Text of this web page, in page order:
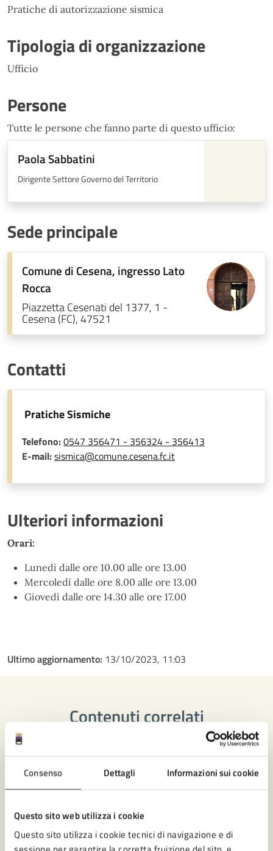
Consenso Dettagli Informazioni sui cookie
Questo sito web utilizza i cookie
Questo sito utilizza i cookie tecnici di navigazione e di
Pratiche di autorizzazione sismica
Tipologia di organizzazione
Ufficio
Persone
Tutte le persone che fanno parte di questo ufficio:
Paola Sabbatini
Dirigente Settore Governo del Territorio
Sede principale
Comune di Cesena, ingresso Lato
Rocca
Piazzetta Cesenati del 1377, 1 -
Cesena (FC), 47521
Contatti
Pratiche Sismiche
Telefono:0547 356471 - 356324 - 356413
E-mail:sismica@comune.cesena.fc.it
Ulteriori informazioni
Orari:
Lunedì dalle ore 10.00 alle ore 13.00
Mercoledì dalle ore 8.00 alle ore 13.00
Giovedì dalle ore 14.30 alle ore 17.00
Ultimo aggiornamento: 13/10/2023, 11:03
Contenuti correlati
Settore Governo del Territorio
Servizio Associato Urbanistica